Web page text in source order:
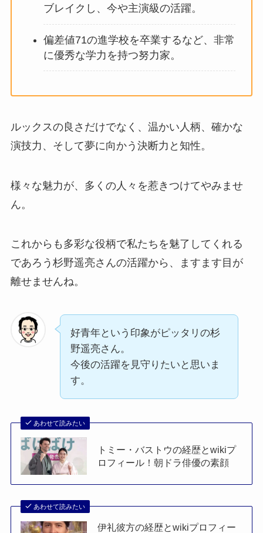
ブレイクし、今や主演級の活躍。
偏差値71の進学校を卒業するなど、非常
に優秀な学力を持つ努力家。
ルックスの良さだけでなく、温かい人柄、確かな
演技力、そして夢に向かう決断力と知性。
様々な魅力が、多くの人々を惹きつけてやみませ
ん。
これからも多彩な役柄で私たちを魅了してくれる
であろう杉野遥亮さんの活躍から、ますます目が
離せませんね。
好青年という印象がピッタリの杉
野遥亮さん。
今後の活躍を見守りたいと思いま
す。
あわせて読みたい
トミー・バストウの経歴とwikiプ
ロフィール！朝ドラ俳優の素顔
あわせて読みたい
伊礼彼方の経歴とwikiプロフィー